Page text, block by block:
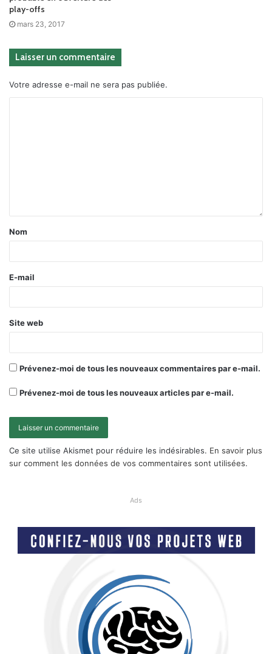
play-offs
mars 23, 2017
Laisser un commentaire
Votre adresse e-mail ne sera pas publiée.
Nom
E-mail
Site web
Prévenez-moi de tous les nouveaux commentaires par e-mail.
Prévenez-moi de tous les nouveaux articles par e-mail.
Ce site utilise Akismet pour réduire les indésirables. En savoir plus
sur comment les données de vos commentaires sont utilisées.
Ads